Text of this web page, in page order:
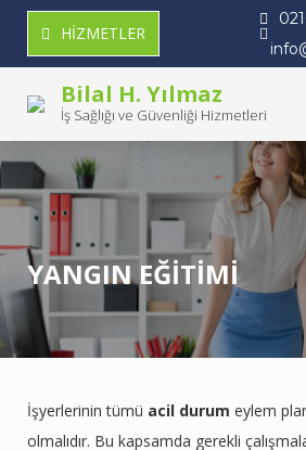
content
HİZMETLER
Bilal H. Yılmaz
İş Sağlığı ve Güvenliği Hizmetleri
YANGIN EĞİTİMİ
İşyerlerinin tümü acil durum eylem
olmalıdır. Bu kapsamda gerekli